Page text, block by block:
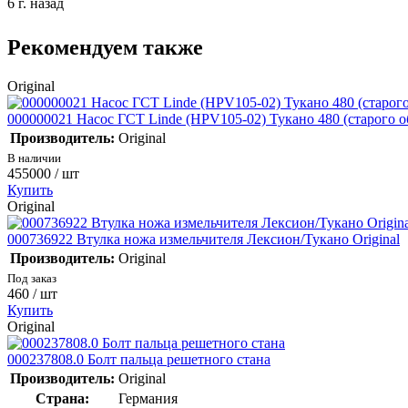
Рекомендуем также
Original
000000021 Насос ГСТ Linde (HPV105-02) Тукано 480 (старого
Производитель: Original
В наличии
455000 / шт
Купить
Original
000736922 Втулка ножа измельчителя Лексион/Тукано Original
Производитель: Original
Под заказ
460 / шт
Купить
Original
000237808.0 Болт пальца решетного стана
Производитель: Original
Страна:
Германия